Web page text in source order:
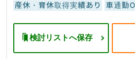
産休・育休取得実績あり 車通勤
検討リストへ保存